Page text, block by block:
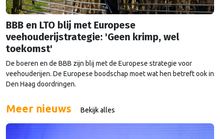
BBB en LTO blij met Europese
veehouderijstrategie: 'Geen krimp, wel
toekomst'
De boeren en de BBB zijn blij met de Europese strategie voor
veehouderijen. De Europese boodschap moet wat hen betreft ook in
Den Haag doordringen.
Meer nieuws Bekijk alles